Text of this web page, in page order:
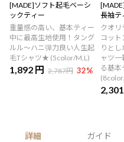
[MADE]ソフト起毛ベーシ
ックティー
重量感の高い、基本ティー
中に最高生地使用！タング
ルル～ハニ弾力良い人生起
毛Tシャツ★ (5color/M,L)
1,892 円 2,787円 32%
長袖テ
クオリ
コッ
りと
ャツ
る基本
詳細 ガイド